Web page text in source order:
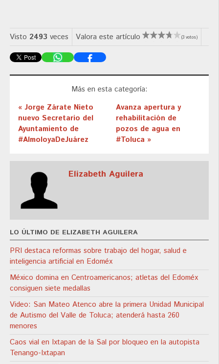
Visto 2493 veces Valora este artículo (3 votos)
Más en esta categoría:
« Jorge Zárate Nieto
nuevo Secretario del
Ayuntamiento de
#AlmoloyaDeJuárez
Avanza apertura y
rehabilitación de
pozos de agua en
#Toluca »
Elizabeth Aguilera
LO ÚLTIMO DE ELIZABETH AGUILERA
PRI destaca reformas sobre trabajo del hogar, salud e
inteligencia artificial en Edoméx
México domina en Centroamericanos; atletas del Edoméx
consiguen siete medallas
Video: San Mateo Atenco abre la primera Unidad Municipal
de Autismo del Valle de Toluca; atenderá hasta 260
menores
Caos vial en Ixtapan de la Sal por bloqueo en la autopista
Tenango-Ixtapan